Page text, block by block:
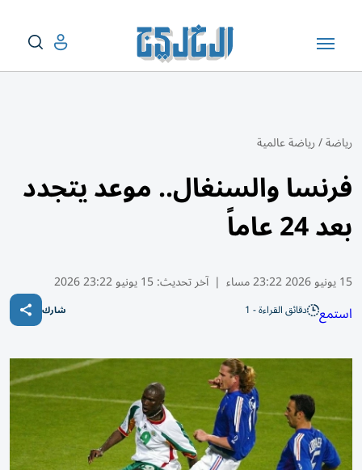
رياضة/رياضة عالمية
فرنسا والسنغال.. موعد يتجدد
بعد 24 عاماً
15 يونيو 2026 23:22 مساء | آخر تحديث:15 يونيو 23:22 2026
استمع دقائق القراءة - 1 شارك